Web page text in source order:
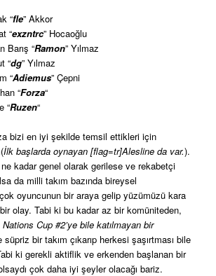
“fle” Akkor
“exzntrc” Hocaoğlu
Barış “Ramon” Yılmaz
“dg” Yılmaz
“Adiemus” Çepni
“Forza“
“Ruzen“
bizi en iyi şekilde temsil ettikleri için
İlk başlarda oynayan [flag=tr]Alesline da var.).
kadar genel olarak gerilese ve rekabetçi
da milli takım bazında bireysel
oyuncunun bir araya gelip yüzümüzü kara
olay. Tabi ki bu kadar az bir komüniteden,
Cup #2’ye bile katılmayan bir
süpriz bir takım çıkarıp herkesi şaşırtması bile
ki gerekli aktiflik ve erkenden başlanan bir
çok daha iyi şeyler olacağı bariz.